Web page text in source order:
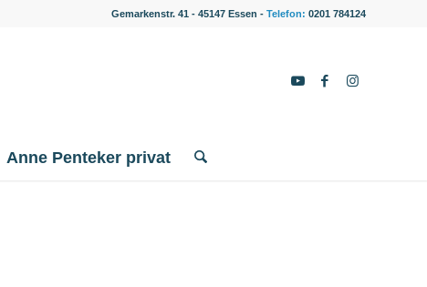
Gemarkenstr. 41 - 45147 Essen - Telefon: 0201 784124
Anne Penteker privat